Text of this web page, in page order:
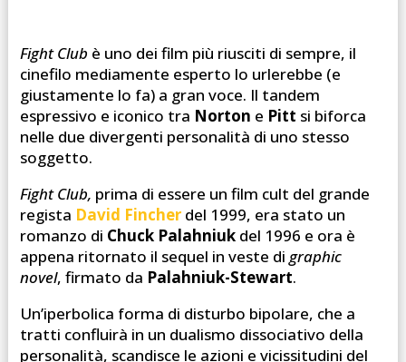
Fight Club è uno dei film più riusciti di sempre, il
cinefilo mediamente esperto lo urlerebbe (e
giustamente lo fa) a gran voce. Il tandem
espressivo e iconico tra Norton e Pitt si biforca
nelle due divergenti personalità di uno stesso
soggetto.
Fight Club, prima di essere un film cult del grande
regista David Fincherdel 1999, era stato un
romanzo di Chuck Palahniukdel 1996 e ora è
appena ritornato il sequel in veste di graphic
novel, firmato da Palahniuk-Stewart.
Un’iperbolica forma di disturbo bipolare, che a
tratti confluirà in un dualismo dissociativo della
personalità, scandisce le azioni e vicissitudini del